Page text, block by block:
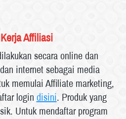
Affiliasi
secara online dan
internet sebagai media
memulai Affiliate marketing,
login disini. Produk yang
Untuk mendaftar program